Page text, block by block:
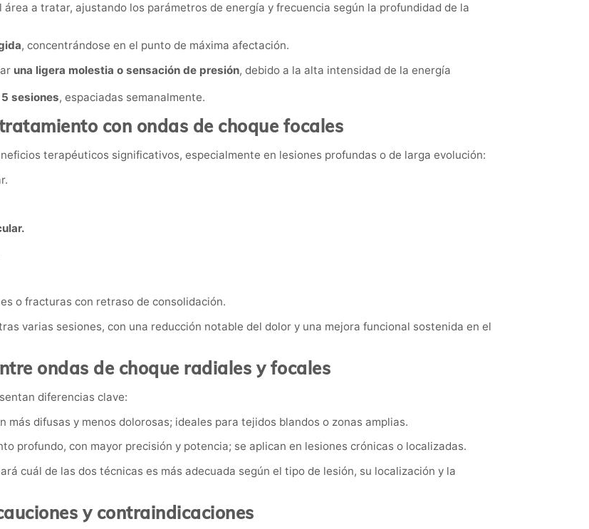
área a tratar, ajustando los parámetros de energía y frecuencia según la profundidad de la
, concentrándose en el punto de máxima afectación.
una ligera molestia o sensación de presión, debido a la alta intensidad de la energía
sesiones, espaciadas semanalmente.
con ondas de choque focales
terapéuticos significativos, especialmente en lesiones profundas o de larga evolución:
o fracturas con retraso de consolidación.
varias sesiones, con una reducción notable del dolor y una mejora funcional sostenida en el
ondas de choque radiales y focales
diferencias clave:
más difusas y menos dolorosas; ideales para tejidos blandos o zonas amplias.
profundo, con mayor precisión y potencia; se aplican en lesiones crónicas o localizadas.
cuál de las dos técnicas es más adecuada según el tipo de lesión, su localización y la
y contraindicaciones